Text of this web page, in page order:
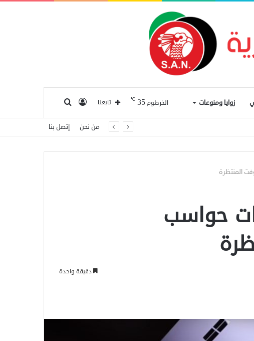
زوايا ومنوعات بحث
عن
تسجيل
الدخول
تابعنا الخرطوم35
℃
من نحن إتصل بنا
المنتظرة
حواسب
دقيقة واحدة